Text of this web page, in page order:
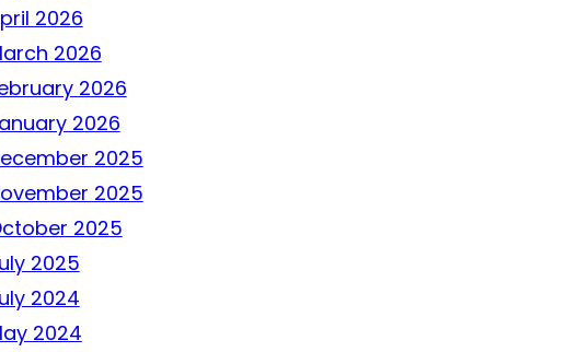
2026
2026
2026
2026
2025
2025
2025
2025
2024
2024